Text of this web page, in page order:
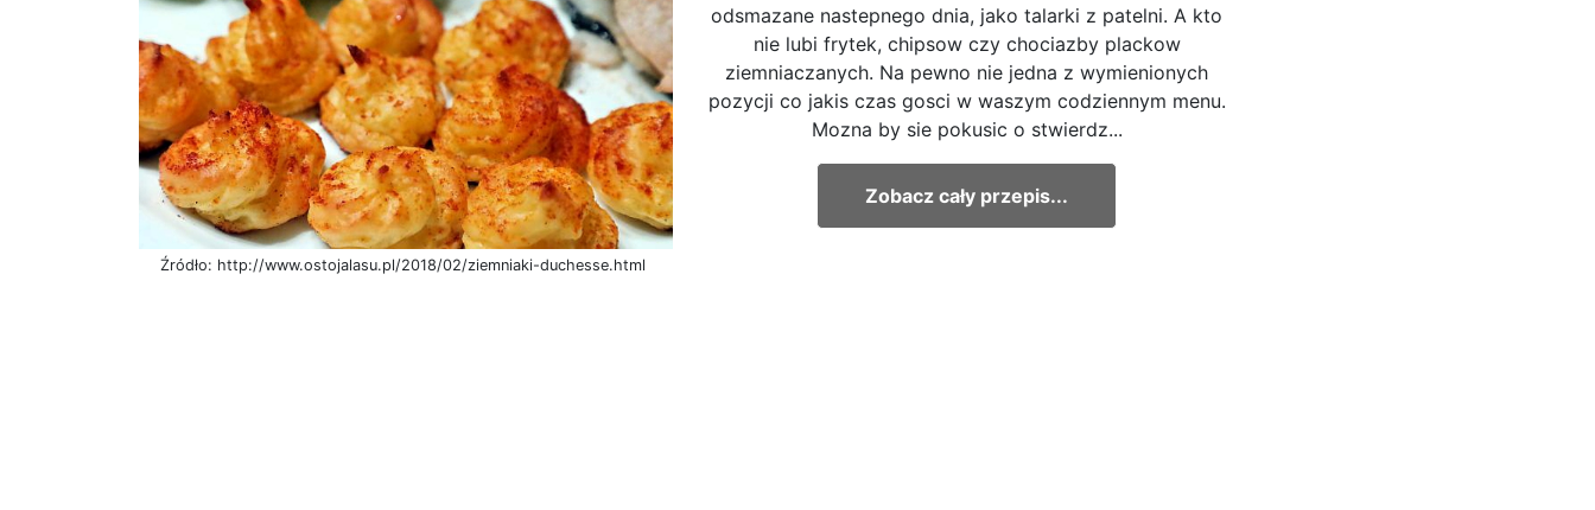
Źródło: http://www.ostojalasu.pl/2018/02/ziemniaki-duchesse.html
odsmazane nastepnego dnia, jako talarki z patelni. A kto
nie lubi frytek, chipsow czy chociazby plackow
ziemniaczanych. Na pewno nie jedna z wymienionych
pozycji co jakis czas gosci w waszym codziennym menu.
Mozna by sie pokusic o stwierdz...
Zobacz cały przepis...